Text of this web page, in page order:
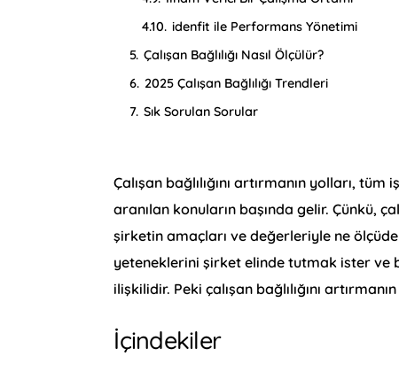
4.10. idenfit ile Performans Yönetimi
5. Çalışan Bağlılığı Nasıl Ölçülür?
6. 2025 Çalışan Bağlılığı Trendleri
7. Sık Sorulan Sorular
Çalışan bağlılığını artırmanın yolları,
aranılan konuların başında gelir. Çünkü,
şirketin amaçları ve değerleriyle ne
yeteneklerini şirket elinde tutmak ister ve
ilişkilidir. Peki çalışan bağlılığını
İçindekiler